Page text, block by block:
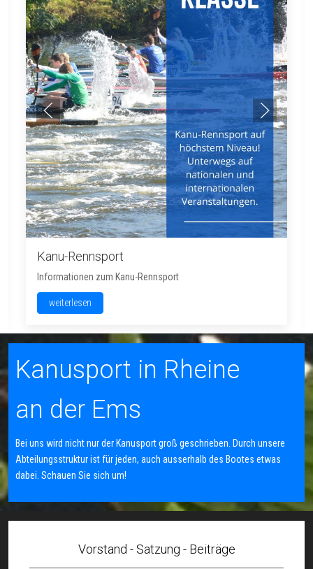
Kanu-Rennsport
Informationen zum Kanu-Rennsport
weiterlesen
Kanusport in Rheine
an der Ems
Bei uns wird nicht nur der Kanusport groß geschrieben. Durch unsere
Abteilungsstruktur ist für jeden, auch ausserhalb des Bootes etwas
dabei. Schauen Sie sich um!
Vorstand - Satzung - Beiträge